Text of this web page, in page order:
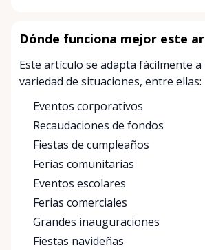
Dónde funciona mejor este
Este artículo se adapta fácilmente
variedad de situaciones, entre ellas:
Eventos corporativos
Recaudaciones de fondos
Fiestas de cumpleaños
Ferias comunitarias
Eventos escolares
Ferias comerciales
Grandes inauguraciones
Fiestas navideñas